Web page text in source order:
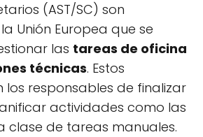
(AST/SC) son
Unión Europea que se
las tareas de oficina
técnicas. Estos
los responsables de finalizar
actividades como las
clase de tareas manuales.